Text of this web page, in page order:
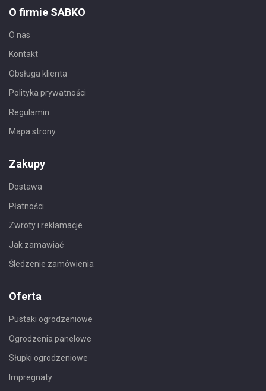
O firmie SABKO
O nas
Kontakt
Obsługa klienta
Polityka prywatności
Regulamin
Mapa strony
Zakupy
Dostawa
Płatności
Zwroty i reklamacje
Jak zamawiać
Śledzenie zamówienia
Oferta
Pustaki ogrodzeniowe
Ogrodzenia panelowe
Słupki ogrodzeniowe
Impregnaty